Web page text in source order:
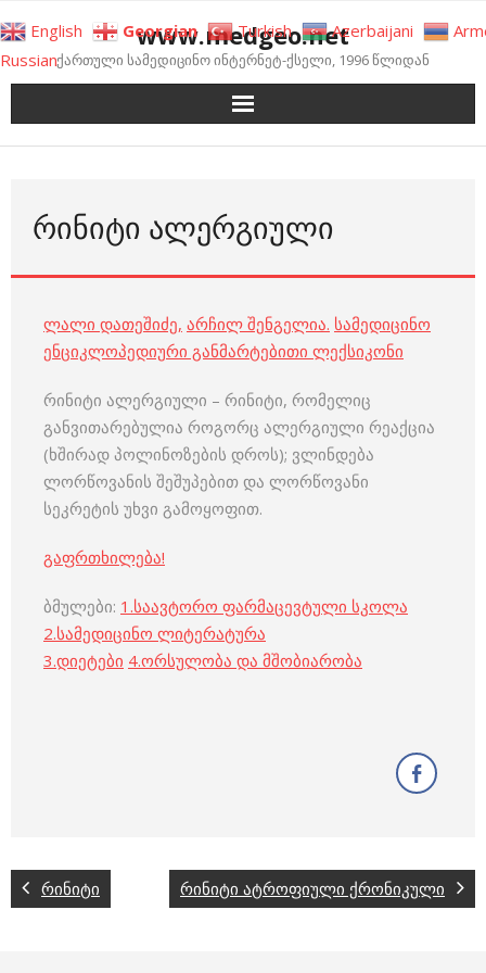
to
content
www.medgeo.net
ქართული სამედიცინო ინტერნეტ-ქსელი, 1996 წლიდან
ᲠᲘᲜᲘᲢᲘ ᲐᲚᲔᲠᲒᲘᲣᲚᲘ
ლალი დათეშიძე, არჩილ შენგელია. სამედიცინო
ენციკლოპედიური განმარტებითი ლექსიკონი
რინიტი ალერგიული – რინიტი, რომელიც
განვითარებულია როგორც ალერგიული რეაქცია
(ხშირად პოლინოზების დროს); ვლინდება
ლორწოვანის შეშუპებით და ლორწოვანი
სეკრეტის უხვი გამოყოფით.
გაფრთხილება!
ბმულები: 1.საავტორო ფარმაცევტული სკოლა
2.სამედიცინო ლიტერატურა
3.დიეტები 4.ორსულობა და მშობიარობა
რინიტი რინიტი ატროფიული ქრონიკული
English Georgian Turkish Azerbaijani
Russian